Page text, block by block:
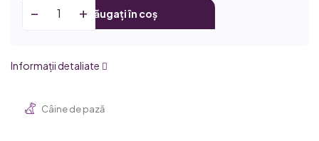
Adăugați în coș
Informaţii detaliate
Câine de pază